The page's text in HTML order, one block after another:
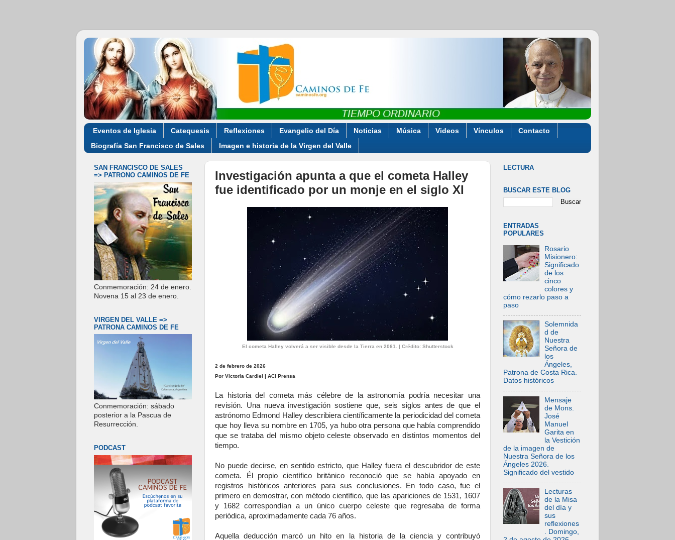
Eventos de Iglesia Catequesis Reflexiones Evangelio del Día Noticias Música Videos Vínculos
Contacto
Biografía San Francisco de Sales
Imagen e historia de la Virgen del Valle
Investigación apunta a que el cometa Halley
fue identificado por un monje en el siglo XI
El cometa Halley volverá a ser visible desde la Tierra en 2061. | Crédito: Shutterstock
2 de febrero de 2026
Por Victoria Cardiel | ACI Prensa
La historia del cometa más célebre de la astronomía podría necesitar una
revisión. Una nueva investigación sostiene que, seis siglos antes de que el
astrónomo Edmond Halley describiera científicamente la periodicidad del cometa
que hoy lleva su nombre en 1705, ya hubo otra persona que había comprendido
que se trataba del mismo objeto celeste observado en distintos momentos del
tiempo.
No puede decirse, en sentido estricto, que Halley fuera el descubridor de este
cometa. Él propio científico británico reconoció que se había apoyado en
registros históricos anteriores para sus conclusiones. En todo caso, fue el
primero en demostrar, con método científico, que las apariciones de 1531, 1607
y 1682 correspondían a un único cuerpo celeste que regresaba de forma
periódica, aproximadamente cada 76 años.
Aquella deducción marcó un hito en la historia de la ciencia y contribuyó
SAN FRANCISCO DE SALES
=> PATRONO CAMINOS DE FE
Conmemoración: 24 de enero.
Novena 15 al 23 de enero.
VIRGEN DEL VALLE =>
PATRONA CAMINOS DE FE
Conmemoración: sábado
posterior a la Pascua de
Resurrección.
PODCAST
LECTURA
BUSCAR ESTE BLOG
ENTRADAS
POPULARES
Rosario
Misionero:
Significado
de los
cinco
colores y
cómo rezarlo paso a
paso
Solemnida
d de
Nuestra
Señora de
los
Ángeles,
Patrona de Costa Rica.
Datos históricos
Mensaje
de Mons.
José
Manuel
Garita en
la Vestición
de la imagen de
Nuestra Señora de los
Ángeles 2026.
Significado del vestido
Lecturas
de la Misa
del día y
sus
reflexiones
. Domingo,